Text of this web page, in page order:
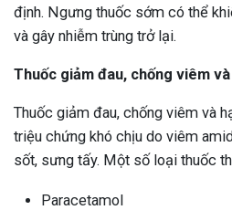
định. Ngưng thuốc sớm có thể
và gây nhiễm trùng trở lại.
Thuốc giảm đau, chống viêm
Thuốc giảm đau, chống viêm và
triệu chứng khó chịu do viêm
sốt, sưng tấy. Một số loại thuốc
Paracetamol